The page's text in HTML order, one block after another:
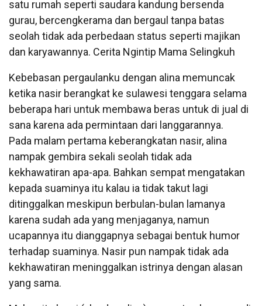
satu rumah seperti saudara kandung bersenda
gurau, bercengkerama dan bergaul tanpa batas
seolah tidak ada perbedaan status seperti majikan
dan karyawannya. Cerita Ngintip Mama Selingkuh
Kebebasan pergaulanku dengan alina memuncak
ketika nasir berangkat ke sulawesi tenggara selama
beberapa hari untuk membawa beras untuk di jual di
sana karena ada permintaan dari langgarannya.
Pada malam pertama keberangkatan nasir, alina
nampak gembira sekali seolah tidak ada
kekhawatiran apa-apa. Bahkan sempat mengatakan
kepada suaminya itu kalau ia tidak takut lagi
ditinggalkan meskipun berbulan-bulan lamanya
karena sudah ada yang menjaganya, namun
ucapannya itu dianggapnya sebagai bentuk humor
terhadap suaminya. Nasir pun nampak tidak ada
kekhawatiran meninggalkan istrinya dengan alasan
yang sama.